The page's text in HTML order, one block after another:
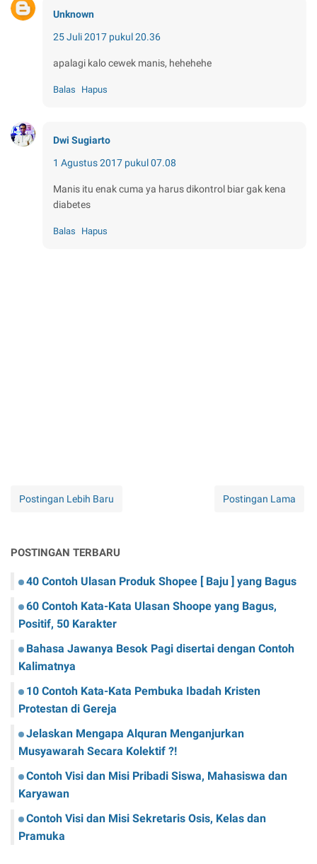
Unknown
25 Juli 2017 pukul 20.36
apalagi kalo cewek manis, hehehehe
Balas Hapus
Dwi Sugiarto
1 Agustus 2017 pukul 07.08
Manis itu enak cuma ya harus dikontrol biar gak kena
diabetes
Balas Hapus
Postingan Lebih Baru Postingan Lama
POSTINGAN TERBARU
40 Contoh Ulasan Produk Shopee [ Baju ] yang Bagus
60 Contoh Kata-Kata Ulasan Shoope yang Bagus,
Positif, 50 Karakter
Bahasa Jawanya Besok Pagi disertai dengan Contoh
Kalimatnya
10 Contoh Kata-Kata Pembuka Ibadah Kristen
Protestan di Gereja
Jelaskan Mengapa Alquran Menganjurkan
Musyawarah Secara Kolektif ?!
Contoh Visi dan Misi Pribadi Siswa, Mahasiswa dan
Karyawan
Contoh Visi dan Misi Sekretaris Osis, Kelas dan
Pramuka